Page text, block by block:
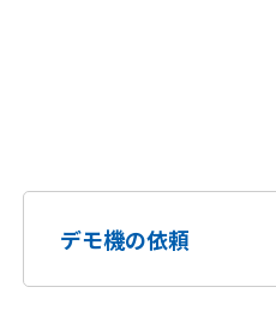
デモ機の依頼